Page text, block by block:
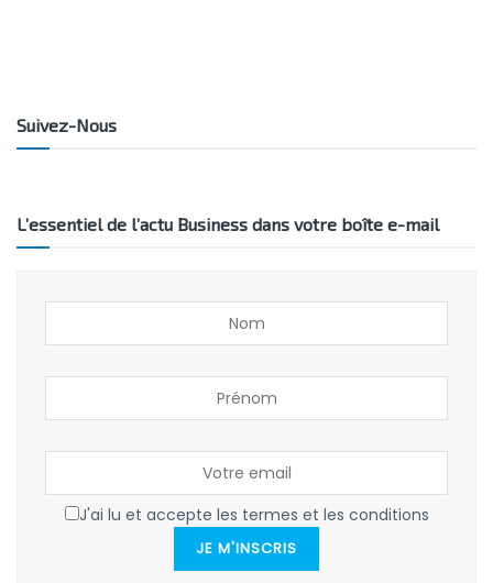
Suivez-Nous
L’essentiel de l’actu Business dans votre boîte e-mail
J'ai lu et accepte les termes et les conditions
JE M'INSCRIS